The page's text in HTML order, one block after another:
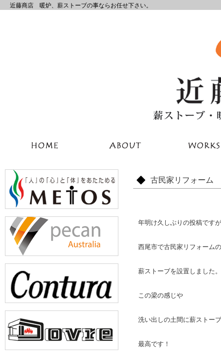
近藤商店 暖炉、薪ストーブの事ならお任せ下さい。
古民家リフォーム
年明け久しぶりの投稿です
西尾市で古民家リフォーム
薪ストーブを設置しました。
この梁の感じや
洗い出しの土間に薪ストーブ
最高です！